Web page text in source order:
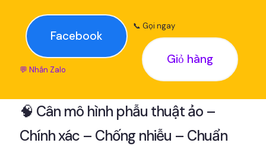
Facebook
💬 Nhắn Zalo
📞 Gọi ngay
Giỏ hàng
🧠 Cân mô hình phẫu thuật ảo –
Chính xác – Chống nhiễu – Chuẩn